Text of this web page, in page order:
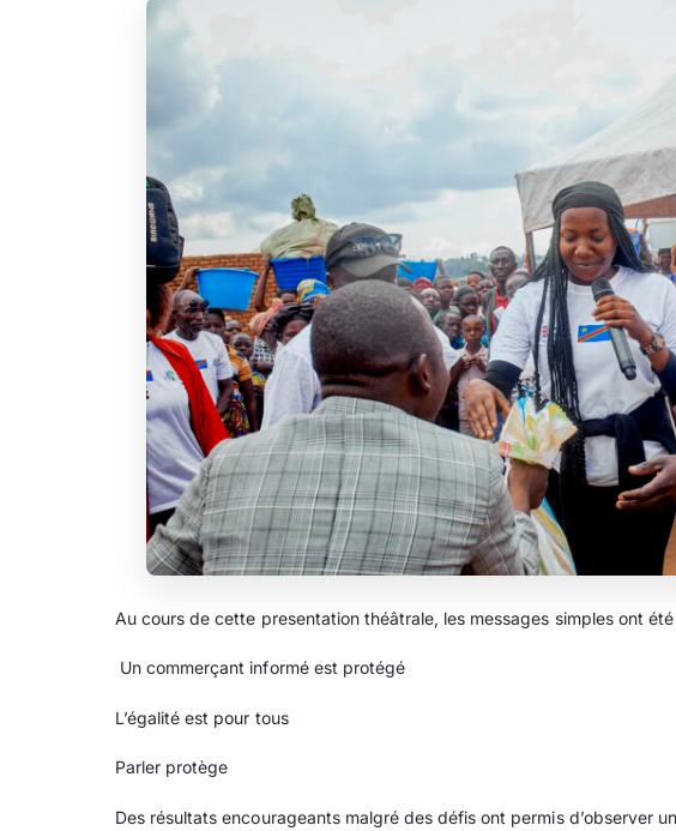
Au cours de cette presentation théâtrale, les messages simples ont
Un commerçant informé est protégé
L’égalité est pour tous
Parler protège
Des résultats encourageants malgré des défis ont permis d’observer